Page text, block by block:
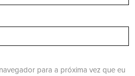
para a próxima vez que eu